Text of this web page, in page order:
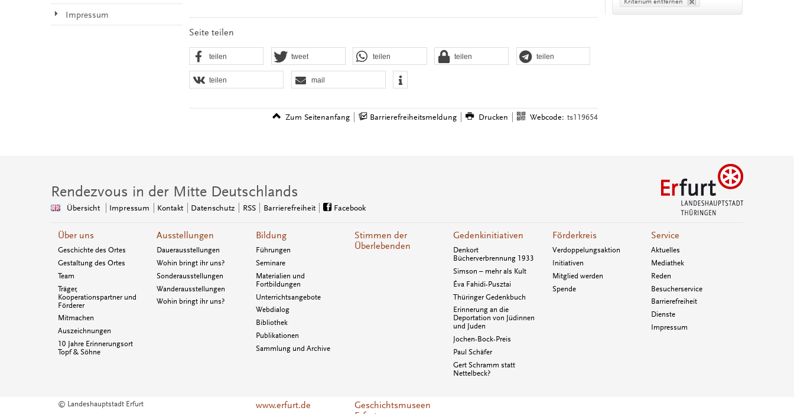
Seite teilen
teilen tweet teilen teilen teilen
teilen mail
Zum Seitenanfang Barrierefreiheitsmeldung Drucken Webcode: ts119654
Impressum
Rendezvous in der Mitte Deutschlands
Übersicht Impressum Kontakt Datenschutz RSS Barrierefreiheit Facebook
Über uns
Geschichte des Ortes
Gestaltung des Ortes
Team
Träger,
Kooperationspartner und
Förderer
Mitmachen
Auszeichnungen
10 Jahre Erinnerungsort
Topf & Söhne
Ausstellungen
Dauerausstellungen
Wohin bringt ihr uns?
Sonderausstellungen
Wanderausstellungen
Wohin bringt ihr uns?
Bildung
Führungen
Seminare
Materialien und
Fortbildungen
Unterrichtsangebote
Webdialog
Bibliothek
Publikationen
Sammlung und Archive
Stimmen der
Überlebenden
Gedenkinitiativen
Denkort
Bücherverbrennung 1933
Simson – mehr als Kult
Éva Fahidi-Pusztai
Thüringer Gedenkbuch
Erinnerung an die
Deportation von Jüdinnen
und Juden
Jochen-Bock-Preis
Paul Schäfer
Gert Schramm statt
Nettelbeck?
Förderkreis
Verdoppelungsaktion
Initiativen
Mitglied werden
Spende
Service
Aktuelles
Mediathek
Reden
Besucherservice
Barrierefreiheit
Dienste
Impressum
© Landeshauptstadt Erfurt www.erfurt.de
Geschichtsmuseen